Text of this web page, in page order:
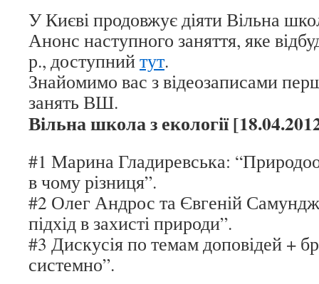
У Києві продовжує діяти Вільна
Анонс наступного заняття, яке
р., доступнийтут.
Знайомимо вас з відеозаписами
занять ВШ.
Вільна школа з екології
#1 Марина Гладиревська:
в чому різниця”.
#2 Олег Андрос та Євгеній
підхід в захисті природи”.
#3 Дискусія по темам доповідей +
системно”.